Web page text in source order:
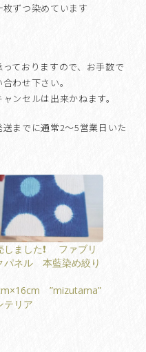
ずつ染めています
ておりますので、お手数で
わせ下さい。
ンセルは出来かねます。
送までに通常2〜5営業日いた
しました❗️ ファブリ
パネル 本藍染め絞り
”mizutama”
テリア